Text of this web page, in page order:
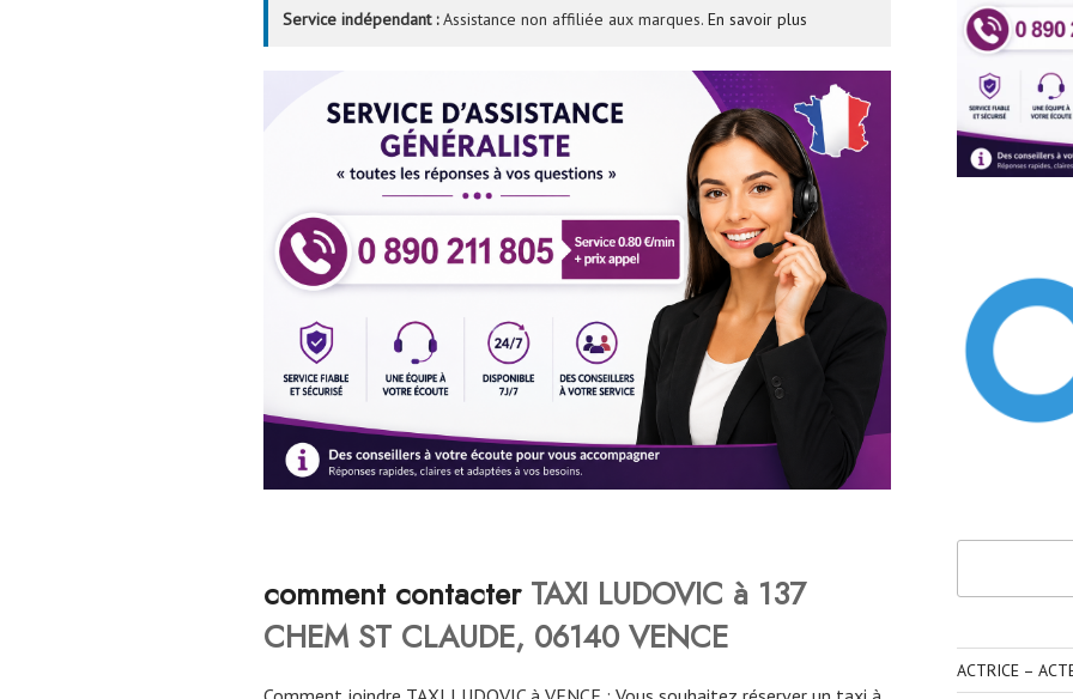
Service indépendant :Assistance non affiliée aux marques. En savoir plus
comment contacterTAXI LUDOVIC à 137
CHEM ST CLAUDE, 06140 VENCE
ACTRICE –